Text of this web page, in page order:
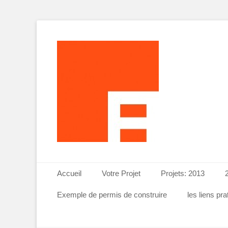
Menu principal
contenu
Accueil Votre Projet Projets: 2013
Exemple de permis de construire les liens